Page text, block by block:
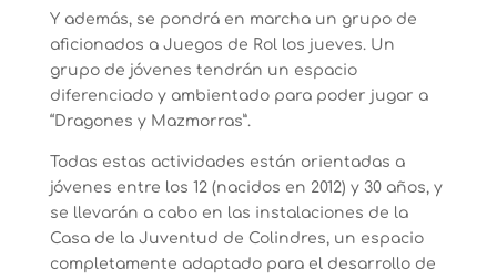
Y además, se pondrá en marcha un grupo de
aficionados a Juegos de Rol los jueves. Un
grupo de jóvenes tendrán un espacio
diferenciado y ambientado para poder jugar a
“Dragones y Mazmorras”.
Todas estas actividades están orientadas a
jóvenes entre los 12 (nacidos en 2012) y 30 años, y
se llevarán a cabo en las instalaciones de la
Casa de la Juventud de Colindres, un espacio
completamente adaptado para el desarrollo de